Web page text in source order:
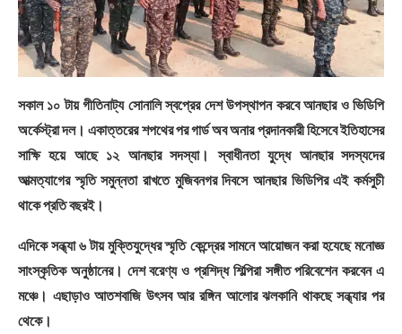
সকাল ১০ টায় গীতিনাট্য সোনালি স্বপ্রের দেশ উপস্থাপন করবে আনছার ও ভিডিপি
অর্কেস্ট্রা দল। একাত্তরের শপথের পর গার্ড অব অনার প্রদানকারী হিসেবে ইতিহাসের
সাক্ষি হয়ে আছে ১২ আনছার সদস্যা। স্বাধীনতা যুদ্ধে আনছার সদস্যদের
আত্মত্যাগের স্মৃতি সমুন্নতা রাখতে মুজিবনগর দিবসে আনছার ভিডিপির এই কর্মসুচী
থাকে প্রতি বছরই।
এদিকে সন্ধ্যা ৬ টায় মুক্তিযুদ্ধের স্মৃতি কেন্দ্রের সামনে আয়োজন করা হযেছে মনোজ্ঞ
সাংস্কৃতিক অনুষ্ঠানের। দেশ বরেণ্য ও প্রশিদ্ধ শিল্পিরা সঙ্গীত পরিবেশেন করবেন এ
মঞ্চে। এছাড়াও আতশবাজি উৎসব আর রঙ্গিন আলোর ঝলকানি থাকছে সন্ধ্যার পর
থেকে।